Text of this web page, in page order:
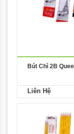
Bút Chì 2B
Liên Hệ